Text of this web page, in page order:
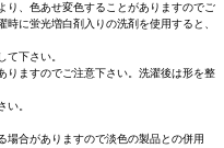
り、色あせ変色することがありますのでご
に蛍光増白剤入りの洗剤を使用すると、
て下さい。
りますのでご注意下さい。洗濯後は形を整
い。
場合がありますので淡色の製品との併用